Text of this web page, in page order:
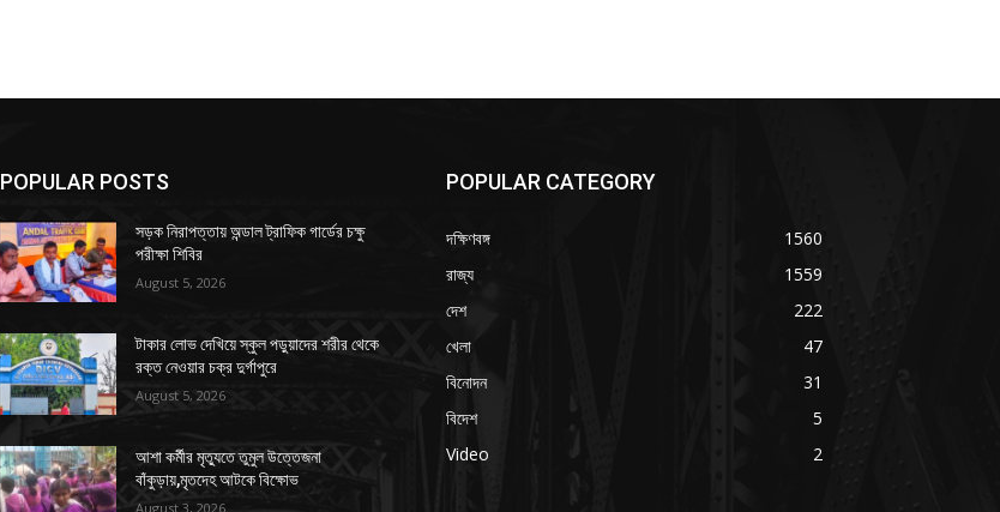
POPULAR POSTS
সড়ক নিরাপত্তায় অন্ডাল ট্রাফিক গার্ডের চক্ষু
পরীক্ষা শিবির
August 5, 2026
টাকার লোভ দেখিয়ে স্কুল পড়ুয়াদের শরীর থেকে
রক্ত নেওয়ার চক্র দুর্গাপুরে
August 5, 2026
আশা কর্মীর মৃত্যুতে তুমুল উত্তেজনা
বাঁকুড়ায়,মৃতদেহ আটকে বিক্ষোভ
August 3, 2026
POPULAR CATEGORY
দক্ষিণবঙ্গ
1560
রাজ্য
1559
দেশ
222
খেলা
47
বিনোদন
31
বিদেশ
5
Video
2